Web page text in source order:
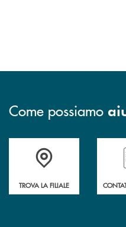
Come possiamo
Accedi all' elenco completo
TROVA LA FILIALE
Hai